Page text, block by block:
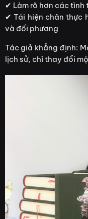
✔ Làm rõ hơn các
✔ Tái hiện chân thực
và đối phương
Tác giả khẳng định:
lịch sử, chỉ thay đổi